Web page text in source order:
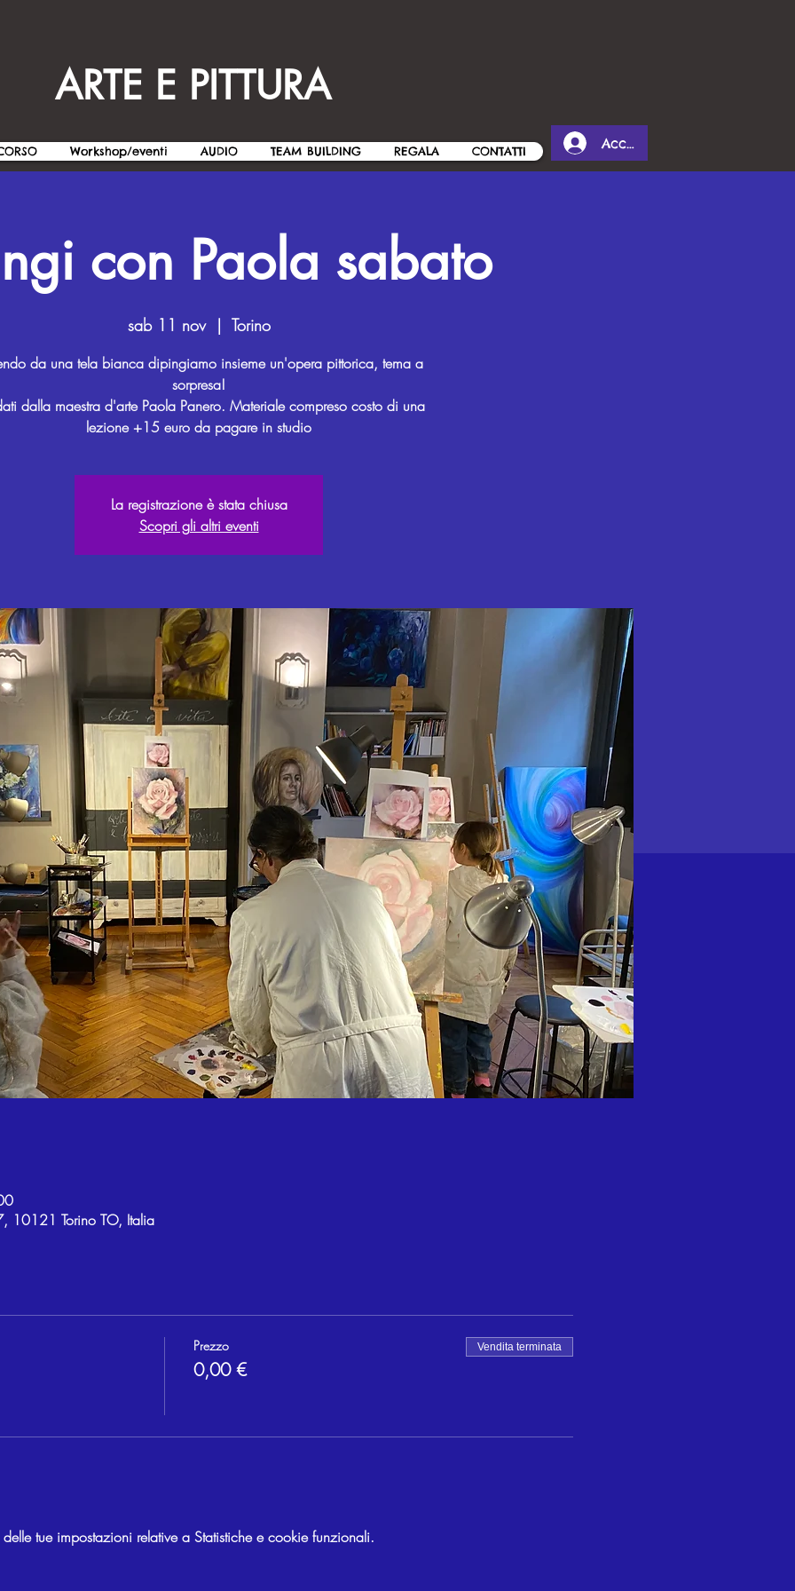
ARTE E PITTURA
Workshop/eventi AUDIO TEAM BUILDING REGALA CONTATTI Accedi
con Paola sabato
sab 11 nov
  |
Torino
da una tela bianca dipingiamo insieme un'opera pittorica, tema a
sorpresa!
dalla maestra d'arte Paola Panero. Materiale compreso costo di una
lezione +15 euro da pagare in studio
La registrazione è stata chiusa
Scopri gli altri eventi
10121 Torino TO, Italia
Prezzo
0,00 €
Vendita terminata
tue impostazioni relative a Statistiche e cookie funzionali.